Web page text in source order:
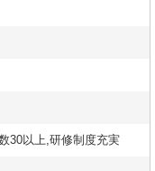
30以上,研修制度充実